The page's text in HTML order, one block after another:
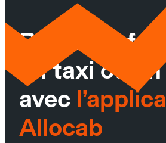
Réservez
un taxi ou
avec
Allocab